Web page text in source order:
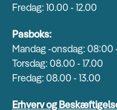
Fredag: 10.00 - 12.00
Pasboks:
Mandag -onsdag: 08:00
Torsdag: 08.00 - 17.00
Fredag: 08.00 - 13.00
Erhverv og